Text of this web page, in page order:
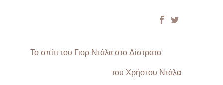
Το σπίτι του Γιορ Ντάλα στο Δίστρατο
του Χρήστου Ντάλα